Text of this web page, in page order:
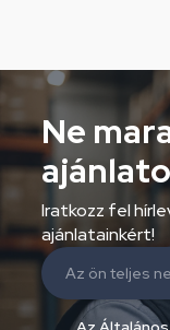
Ne
Iratkozz fel
ajánlatainkért!